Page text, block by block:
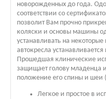
новорожденных до года.
соответствии со
позволит Вам прочно
коляски и основы машины
устанавливать на
автокресла
Прошедшая клинические
защищает голову младенца
положение его спины и шеи
Легкое и простое в